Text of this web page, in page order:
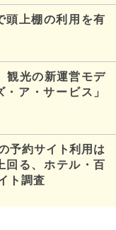
頭上棚の利用を有
光の新運営モデ
ア・サービス」
予約サイト利用は
回る、ホテル・百
ト調査